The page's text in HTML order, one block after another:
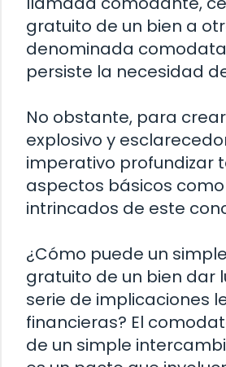
gratuito de un bien a
denominada
persiste la necesidad
No obstante, para
explosivo y
imperativo profundizar
aspectos básicos
intrincados de este
¿Cómo puede un
gratuito de un bien dar
serie de implicaciones
financieras? El
de un simple